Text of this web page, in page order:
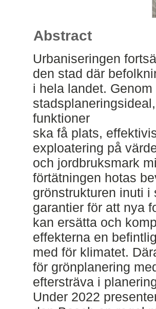
Abstract
Urbaniseringen
den stad där
i hela landet.
funktioner
ska få plats,
exploatering på
och jordbruksmark
förtätningen hotas
grönstrukturen inuti i
garantier för att nya
kan ersätta och
effekterna en
med för klimatet.
för grönplanering
eftersträva i
Under 2022